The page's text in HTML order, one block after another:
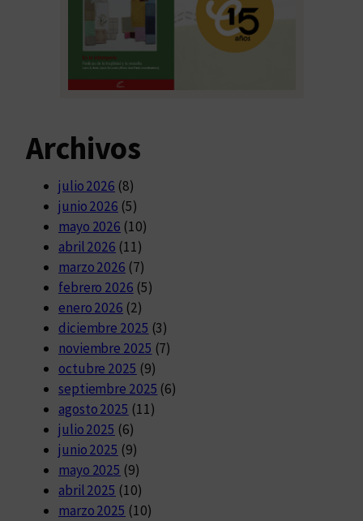
Archivos
julio 2026 (8)
junio 2026 (5)
mayo 2026 (10)
abril 2026 (11)
marzo 2026 (7)
febrero 2026 (5)
enero 2026 (2)
diciembre 2025 (3)
noviembre 2025 (7)
octubre 2025 (9)
septiembre 2025 (6)
agosto 2025 (11)
julio 2025 (6)
junio 2025 (9)
mayo 2025 (9)
abril 2025 (10)
marzo 2025 (10)